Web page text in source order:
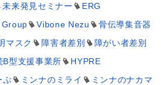
未来発見セミナー
ERG
Vibone Nezu
骨伝導集音器
マスク 障害者差別
障がい者差別
B型支援事業所
HYPRE
ぷ
ミンナのミライ
ミンナのナカマ